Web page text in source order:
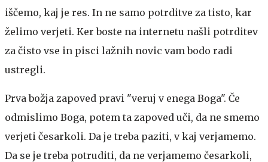
iščemo, kaj je res. In ne samo potrditve za tisto, kar
želimo verjeti. Ker boste na internetu našli potrditev
za čisto vse in pisci lažnih novic vam bodo radi
ustregli.
Prva božja zapoved pravi "veruj v enega Boga". Če
odmislimo Boga, potem ta zapoved uči, da ne smemo
verjeti česarkoli. Da je treba paziti, v kaj verjamemo.
Da se je treba potruditi, da ne verjamemo česarkoli,